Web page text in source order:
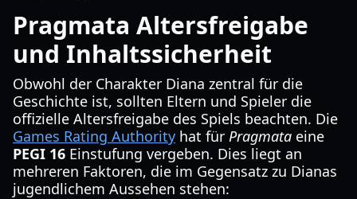
Pragmata Altersfreigabe
und Inhaltssicherheit
Obwohl der Charakter Diana zentral für die
Geschichte ist, sollten Eltern und Spieler die
offizielle Altersfreigabe des Spiels beachten. Die
Games Rating Authority hat für Pragmata eine
PEGI 16 Einstufung vergeben. Dies liegt an
mehreren Faktoren, die im Gegensatz zu Dianas
jugendlichem Aussehen stehen: